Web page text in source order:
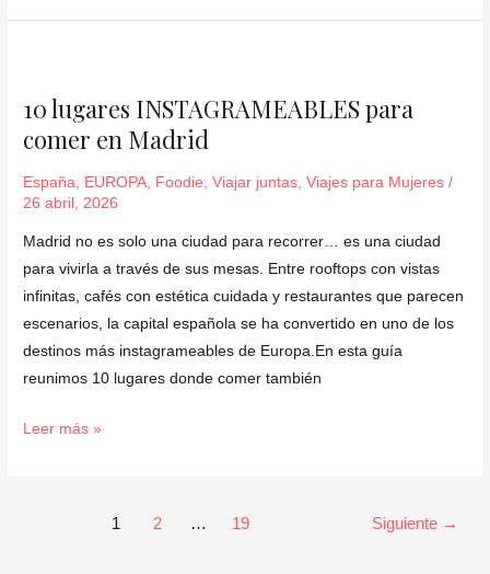
10 lugares INSTAGRAMEABLES para
comer en Madrid
España EUROPA Foodie ,Viajar juntas ,Viajes para Mujeres /
26 abril, 2026
Madrid no es solo una ciudad para recorrer… es una ciudad
para vivirla a través de sus mesas. Entre rooftops con vistas
infinitas, cafés con estética cuidada y restaurantes que parecen
escenarios, la capital española se ha convertido en uno de los
destinos más instagrameables de Europa.En esta guía
reunimos 10 lugares donde comer también
INSTAGRAMEABLES
para
Leer más »
1 2 … 19 Siguiente →